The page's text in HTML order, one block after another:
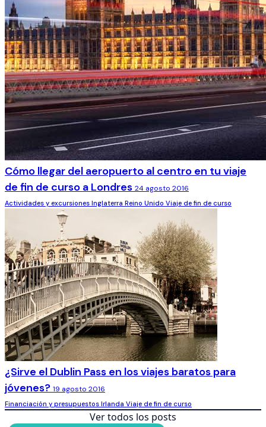
Cómo llegar del aeropuerto al centro en tu viaje
de fin de curso a Londres 24 agosto 2016
Actividades y excursiones Inglaterra Reino Unido Viaje de fin de curso
¿Sirve el Dublin Pass en los viajes baratos para
jóvenes? 19 agosto 2016
Financiación y presupuestos Irlanda Viaje de fin de curso
Ver todos los posts